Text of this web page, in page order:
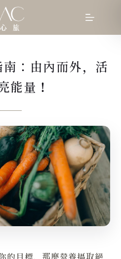
：由內而外，活
能量！
的目標，那麼營養攝取絕